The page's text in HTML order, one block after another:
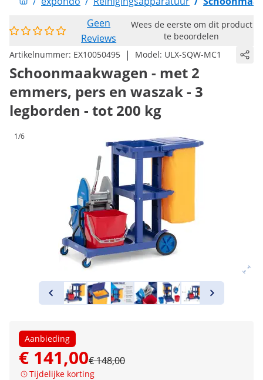
Geen
Reviews
Wees de eerste om dit product
te beoordelen
Artikelnummer: EX10050495 | Model: ULX-SQW-MC1
Schoonmaakwagen - met 2
emmers, pers en waszak - 3
legborden - tot 200 kg
1/6
Aanbieding
€ 141,00€ 148,00
Tijdelijke korting